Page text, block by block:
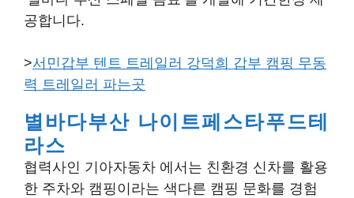
공합니다.
>서민갑부 텐트 트레일러 강덕희 갑부 캠핑 무동
력 트레일러 파는곳
별바다부산 나이트페스타푸드테
라스
협력사인 기아자동차 에서는 친환경 신차를 활용
한 주차와 캠핑이라는 색다른 캠핑 문화를 경험